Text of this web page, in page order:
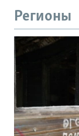
Регионы